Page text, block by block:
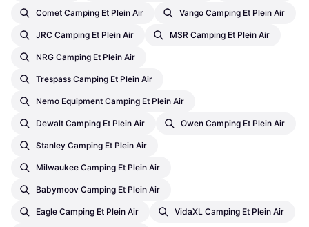
Comet Camping Et Plein Air Vango Camping Et Plein Air
JRC Camping Et Plein Air MSR Camping Et Plein Air
NRG Camping Et Plein Air
Trespass Camping Et Plein Air
Nemo Equipment Camping Et Plein Air
Dewalt Camping Et Plein Air Owen Camping Et Plein Air
Stanley Camping Et Plein Air
Milwaukee Camping Et Plein Air
Babymoov Camping Et Plein Air
Eagle Camping Et Plein Air VidaXL Camping Et Plein Air